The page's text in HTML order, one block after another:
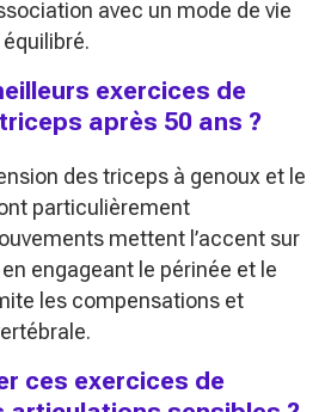
avec un mode de vie
exercices de
après 50 ans ?
des triceps à genoux et le
particulièrement
mettent l’accent sur
engageant le périnée et le
les compensations et
ces exercices de